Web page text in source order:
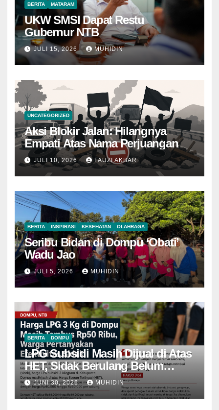
BERITA MATARAM
UKW SMSI Dapat Restu
Gubernur NTB
JULI 15, 2026 MUHIDIN
UNCATEGORIZED
Aksi Blokir Jalan: Hilangnya
Empati Atas Nama Perjuangan
JULI 10, 2026 FAUZI AKBAR
BERITA INSPIRASI KESEHATAN OLAHRAGA
Seribu Bidan di Dompu ‘Obati’
Wadu Jao
JULI 5, 2026 MUHIDIN
BERITA DOMPU
LPG Subsidi Masih Dijual di Atas
HET, Sidak Berulang Belum
Mampu Menekan Harga
JUNI 30, 2026 MUHIDIN